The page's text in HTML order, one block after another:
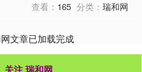
查看： 165 分类：瑞和网
文章已加载完成